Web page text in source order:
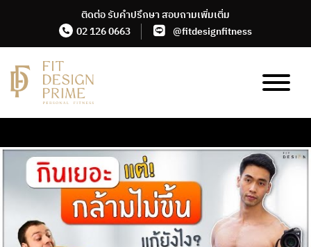
the
content
ติดต่อ รับคำปรึกษา สอบถามเพิ่มเติ่ม
02 126 0663
@fitdesignfitness